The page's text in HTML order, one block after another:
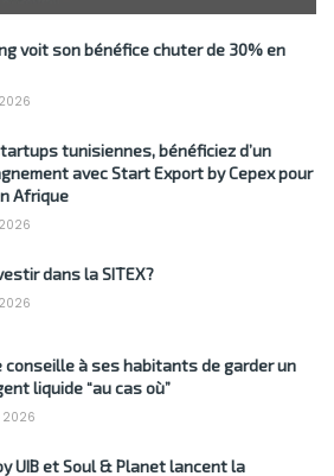
voit son bénéfice chuter de 30% en
tunisiennes, bénéficiez d’un
avec Start Export by Cepex pour
Afrique
dans la SITEX?
conseille à ses habitants de garder un
liquide “au cas où”
2026
UIB et Soul & Planet lancent la